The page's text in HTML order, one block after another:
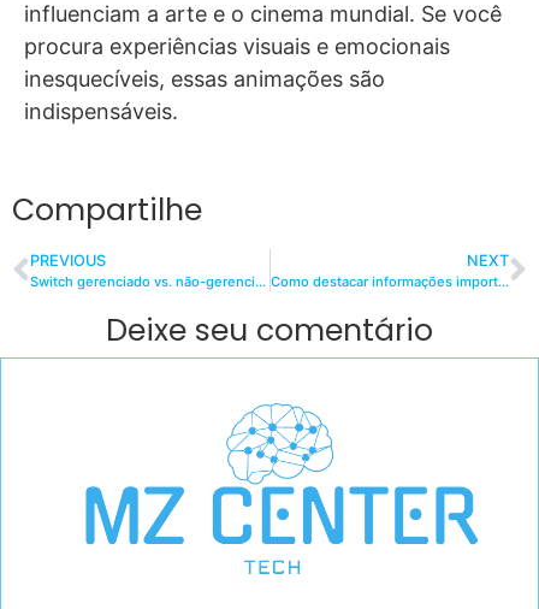
influenciam a arte e o cinema mundial. Se você
procura experiências visuais e emocionais
inesquecíveis, essas animações são
indispensáveis.
Compartilhe
PREVIOUS
Switch gerenciado vs. não-gerenciado: qual escolher?
NEXT
Como destacar informações importantes em grupos e chats
Deixe seu comentário